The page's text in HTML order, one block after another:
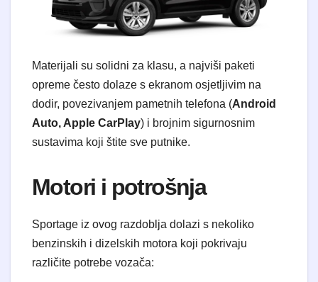
​Materijali su solidni za klasu, a najviši paketi
opreme često dolaze s ekranom osjetljivim na
dodir, povezivanjem pametnih telefona (Android
Auto, Apple CarPlay) i brojnim sigurnosnim
sustavima koji štite sve putnike.
​Motori i potrošnja
​Sportage iz ovog razdoblja dolazi s nekoliko
benzinskih i dizelskih motora koji pokrivaju
različite potrebe vozača: